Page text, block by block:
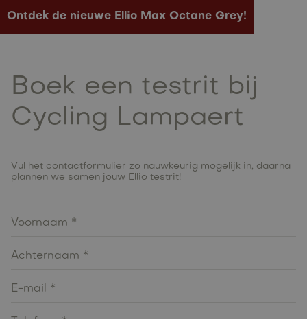
Ontdek de nieuwe Ellio Max Octane Grey!
Boek een testrit bij
Cycling Lampaert
Vul het contactformulier zo nauwkeurig mogelijk in, daarna
plannen we samen jouw Ellio testrit!